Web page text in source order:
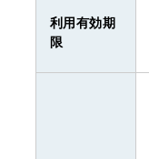
利用有効期
限